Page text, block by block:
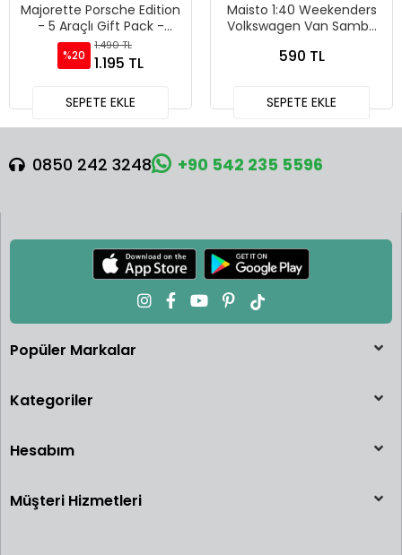
Majorette Porsche Edition
- 5 Araçlı Gift Pack -
212053172
%20
1.490 TL
1.195 TL
SEPETE EKLE
Maisto 1:40 Weekenders
Volkswagen Van Samba
21237
590 TL
SEPETE EKLE
0850 242 3248 +90 542 235 5596
Popüler Markalar
Kategoriler
Hesabım
Müşteri Hizmetleri